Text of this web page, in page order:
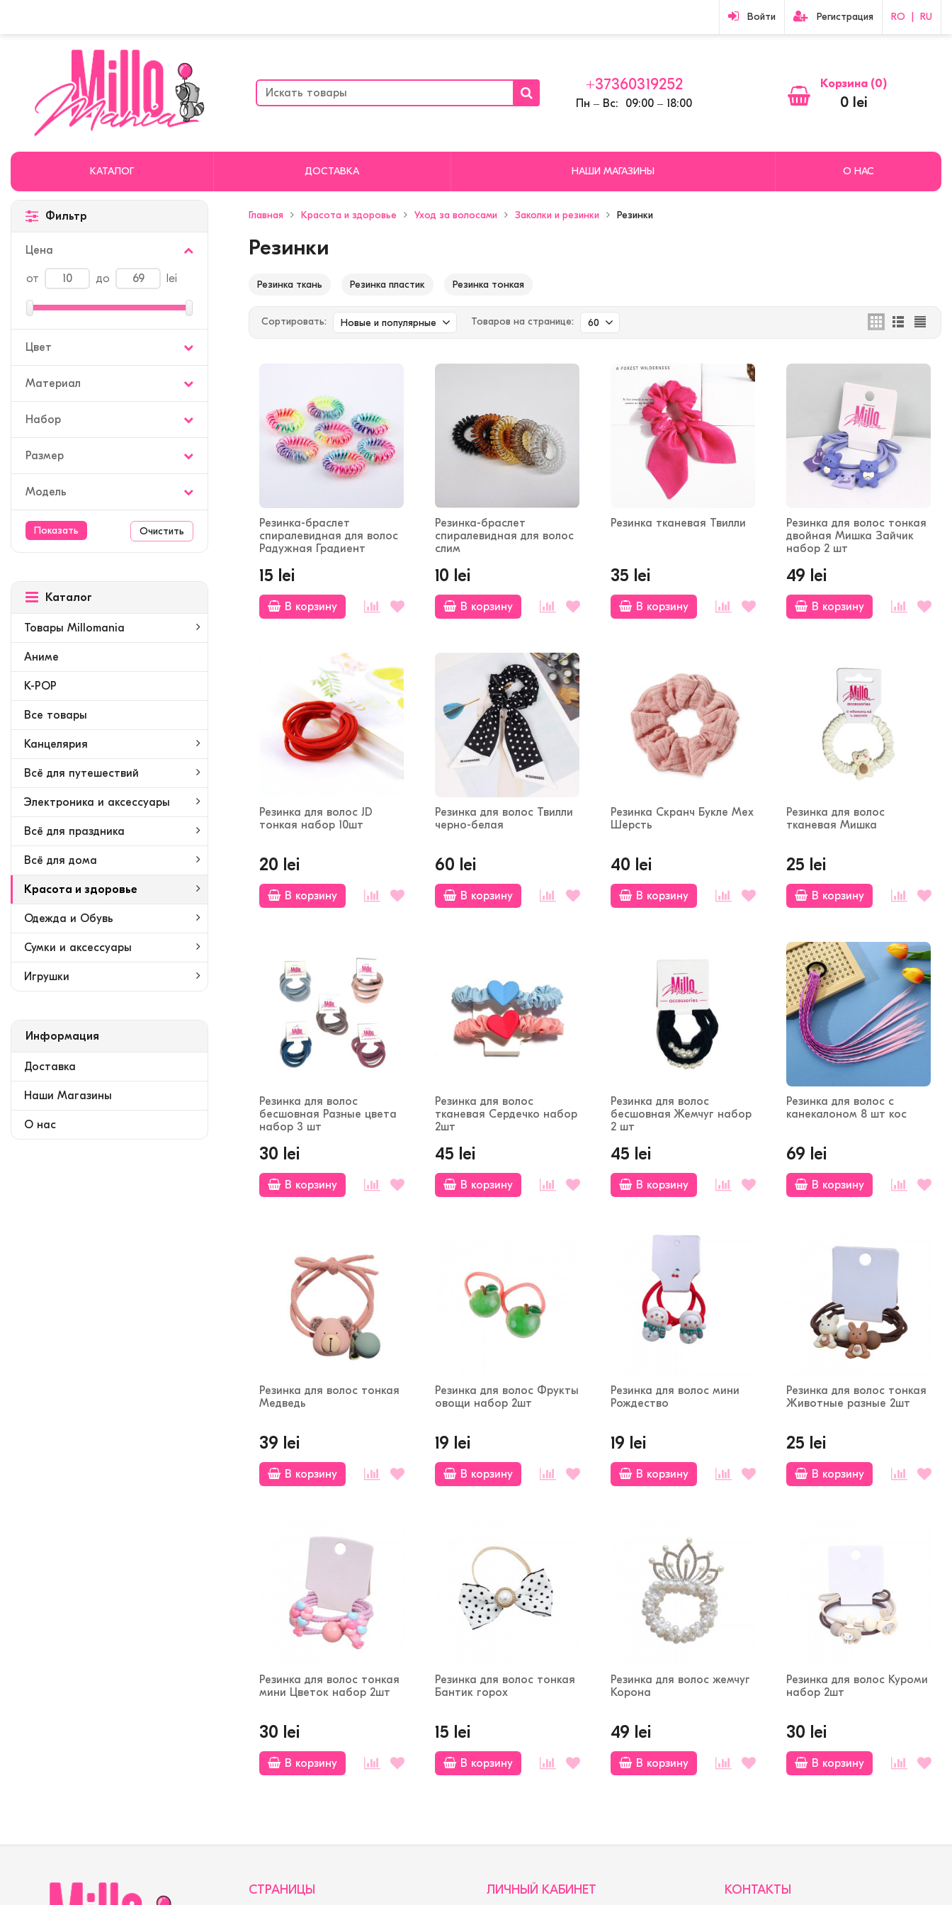
Войти Регистрация RO RU
+37360319252
Пн ‒ Вс: 09:00 ‒ 18:00
Корзина (0)
0 lei
КАТАЛОГ ДОСТАВКА НАШИ МАГАЗИНЫ О НАС
Главная Красота и здоровье Уход за волосами Заколки и резинки Резинки
Резинки
Резинка ткань Резинка пластик Резинка тонкая
Сортировать: Новые и популярные Товаров на странице: 60
Резинка-браслет
спиралевидная для волос
Радужная Градиент
15 lei
В корзину
Резинка-браслет
спиралевидная для волос
слим
10 lei
В корзину
Резинка тканевая Твилли
35 lei
В корзину
Резинка для волос тонкая
двойная Мишка Зайчик
набор 2 шт
49 lei
В корзину
Резинка для волос JD
тонкая набор 10шт
20 lei
В корзину
Резинка для волос Твилли
черно-белая
60 lei
В корзину
Резинка Скранч Букле Мех
Шерсть
40 lei
В корзину
Резинка для волос
тканевая Мишка
25 lei
В корзину
Резинка для волос
бесшовная Разные цвета
набор 3 шт
30 lei
В корзину
Резинка для волос
тканевая Сердечко набор
2шт
45 lei
В корзину
Резинка для волос
бесшовная Жемчуг набор
2 шт
45 lei
В корзину
Резинка для волос с
канекалоном 8 шт кос
69 lei
В корзину
Резинка для волос тонкая
Медведь
39 lei
В корзину
Резинка для волос Фрукты
овощи набор 2шт
19 lei
В корзину
Резинка для волос мини
Рождество
19 lei
В корзину
Резинка для волос тонкая
Животные разные 2шт
25 lei
В корзину
Резинка для волос тонкая
мини Цветок набор 2шт
30 lei
В корзину
Резинка для волос тонкая
Бантик горох
15 lei
В корзину
Резинка для волос жемчуг
Корона
49 lei
В корзину
Резинка для волос Куроми
набор 2шт
30 lei
В корзину
Фильтр
Цена
от до lei
Цвет
Материал
Набор
Размер
Модель
Очистить
Каталог
Товары Millomania
Аниме
K-POP
Bсе товары
Канцелярия
Всё для путешествий
Электроника и аксессуары
Всё для праздника
Всё для дома
Красота и здоровье
Одежда и Обувь
Сумки и аксессуары
Игрушки
Информация
Доставка
Наши Магазины
О нас
СТРАНИЦЫ ЛИЧНЫЙ КАБИНЕТ КОНТАКТЫ